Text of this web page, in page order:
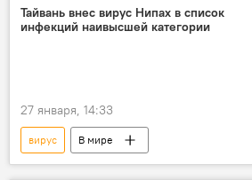
вирусолог
Видео
Тайвань внес вирус Нипах в список
инфекций наивысшей категории
27 января, 14:33
вирус В мире